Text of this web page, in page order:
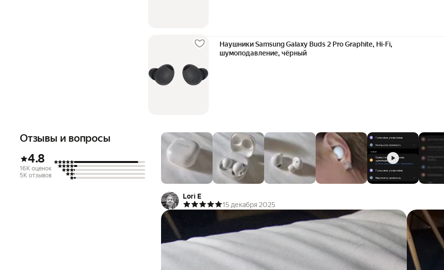
Наушники Samsung Galaxy Buds 2 Pro Graphite, Hi-Fi,
шумоподавление, чёрный
Отзывы и вопросы
4.8
16K оценок
5K отзывов
Lori E
15 декабря 2025